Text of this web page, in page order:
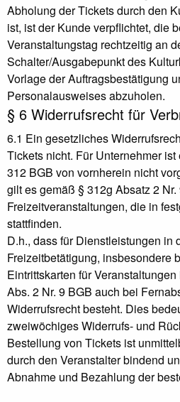
Abholung der Tickets durch den
ist, ist der Kunde verpflichtet, die
Veranstaltungstag rechtzeitig an
Schalter/Ausgabepunkt des
Vorlage der Auftragsbestätigung
Personalausweises abzuholen.
§ 6 Widerrufsrecht für
6.1 Ein gesetzliches
Tickets nicht. Für Unternehmer
312 BGB von vornherein nicht
gilt es gemäß § 312g Absatz 2
Freizeitveranstaltungen, die in
stattfinden.
D.h., dass für Dienstleistungen in
Freizeitbetätigung, insbesondere
Eintrittskarten für
Abs. 2 Nr. 9 BGB auch bei
Widerrufsrecht besteht. Dies
zweiwöchiges Widerrufs- und
Bestellung von Tickets ist
durch den Veranstalter bindend
Abnahme und Bezahlung der